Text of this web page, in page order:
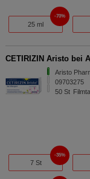
25 ml
70%
CETIRIZIN Aristo bei
Aristo
09703275
50 St
7 St
35%